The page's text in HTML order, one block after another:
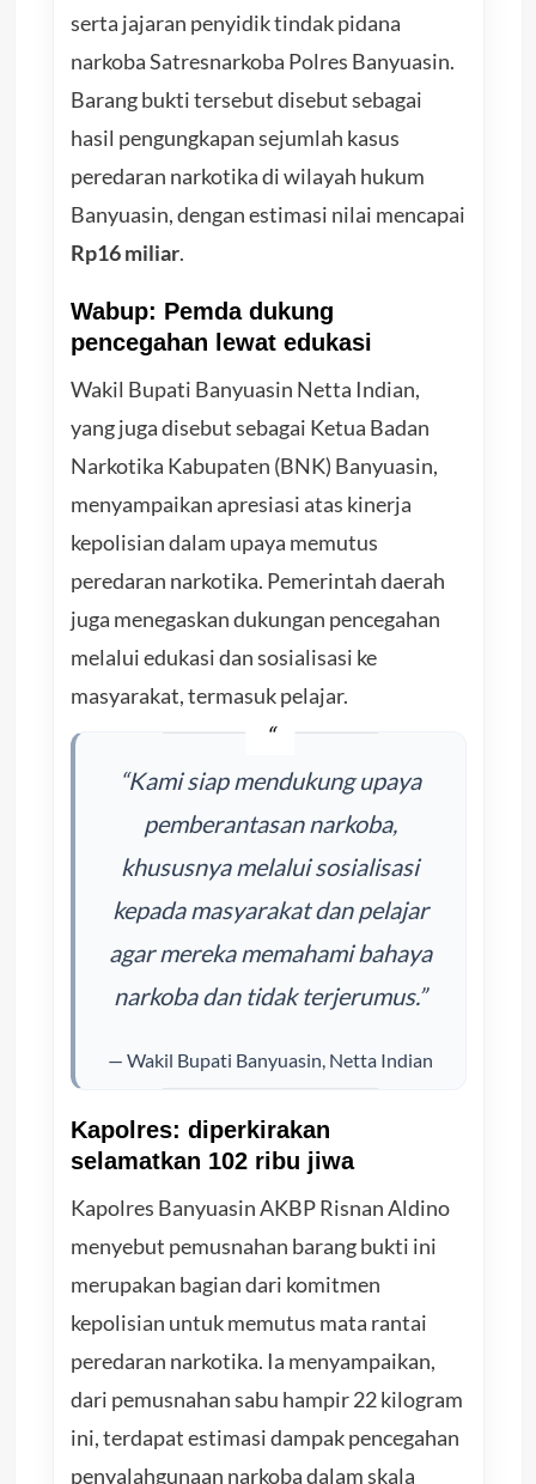
serta jajaran penyidik tindak pidana
narkoba Satresnarkoba Polres Banyuasin.
Barang bukti tersebut disebut sebagai
hasil pengungkapan sejumlah kasus
peredaran narkotika di wilayah hukum
Banyuasin, dengan estimasi nilai mencapai
Rp16 miliar.
Wabup: Pemda dukung
pencegahan lewat edukasi
Wakil Bupati Banyuasin Netta Indian,
yang juga disebut sebagai Ketua Badan
Narkotika Kabupaten (BNK) Banyuasin,
menyampaikan apresiasi atas kinerja
kepolisian dalam upaya memutus
peredaran narkotika. Pemerintah daerah
juga menegaskan dukungan pencegahan
melalui edukasi dan sosialisasi ke
masyarakat, termasuk pelajar.
“Kami siap mendukung upaya
pemberantasan narkoba,
khususnya melalui sosialisasi
kepada masyarakat dan pelajar
agar mereka memahami bahaya
narkoba dan tidak terjerumus.”
— Wakil Bupati Banyuasin, Netta Indian
Kapolres: diperkirakan
selamatkan 102 ribu jiwa
Kapolres Banyuasin AKBP Risnan Aldino
menyebut pemusnahan barang bukti ini
merupakan bagian dari komitmen
kepolisian untuk memutus mata rantai
peredaran narkotika. Ia menyampaikan,
dari pemusnahan sabu hampir 22 kilogram
ini, terdapat estimasi dampak pencegahan
penyalahgunaan narkoba dalam skala